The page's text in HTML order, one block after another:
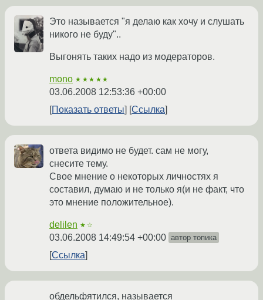
Это называется "я делаю как хочу и слушать
никого не буду"..
Выгонять таких надо из модераторов.
mono ★★★★★
03.06.2008 12:53:36 +00:00
Показать ответы
Ссылка
ответа видимо не будет. сам не могу,
снесите тему.
Свое мнение о некоторых личностях я
составил, думаю и не только я(и не факт, что
это мнение положительное).
delilen ★☆
03.06.2008 14:49:54 +00:00 автор топика
Ссылка
обдельфятился, называется